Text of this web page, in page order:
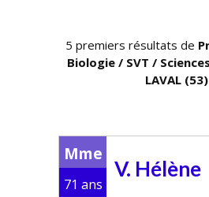
5 premiers résultats de
Biologie / SVT /
LAVAL (53)
Mme
71 ans
V. Hélène